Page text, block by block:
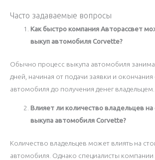
Часто задаваемые вопросы
Как быстро компания Авторассвет
выкуп автомобиля Corvette?
Обычно процесс выкупа автомобиля
дней, начиная от подачи заявки и
автомобиля до получения денег владельцем.
Влияет ли количество владельцев на
выкупа автомобиля Corvette?
Количество владельцев может влиять на
автомобиля. Однако специалисты компании